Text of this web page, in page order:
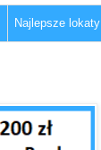
Najlepsze lokaty